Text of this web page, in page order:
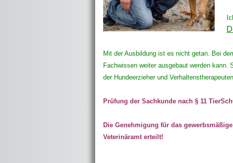
Mit der Ausbildung ist es nicht getan. Bei
Fachwissen weiter ausgebaut werden kann.
der Hundeerzieher und
Prüfung der Sachkunde nach § 11
Die Genehmigung für das
Veterinäramt erteilt!